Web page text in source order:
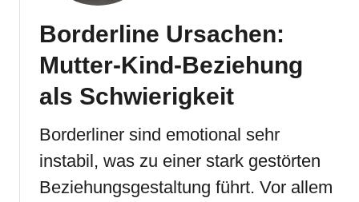
Borderline Ursachen:
Mutter-Kind-Beziehung
als Schwierigkeit
Borderliner sind emotional sehr
instabil, was zu einer stark gestörten
Beziehungsgestaltung führt. Vor allem